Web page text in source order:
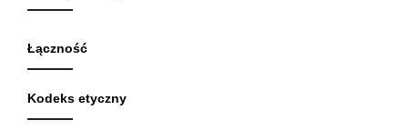
Łączność
Kodeks etyczny